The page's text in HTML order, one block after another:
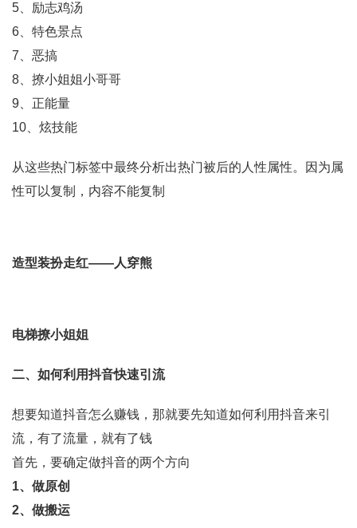
5、励志鸡汤
6、特色景点
7、恶搞
8、撩小姐姐小哥哥
9、正能量
10、炫技能
从这些热门标签中最终分析出热门被后的人性属性。因为属
性可以复制，内容不能复制
造型装扮走红——人穿熊
电梯撩小姐姐
二、如何利用抖音快速引流
想要知道抖音怎么赚钱，那就要先知道如何利用抖音来引
流，有了流量，就有了钱
首先，要确定做抖音的两个方向
1、做原创
2、做搬运